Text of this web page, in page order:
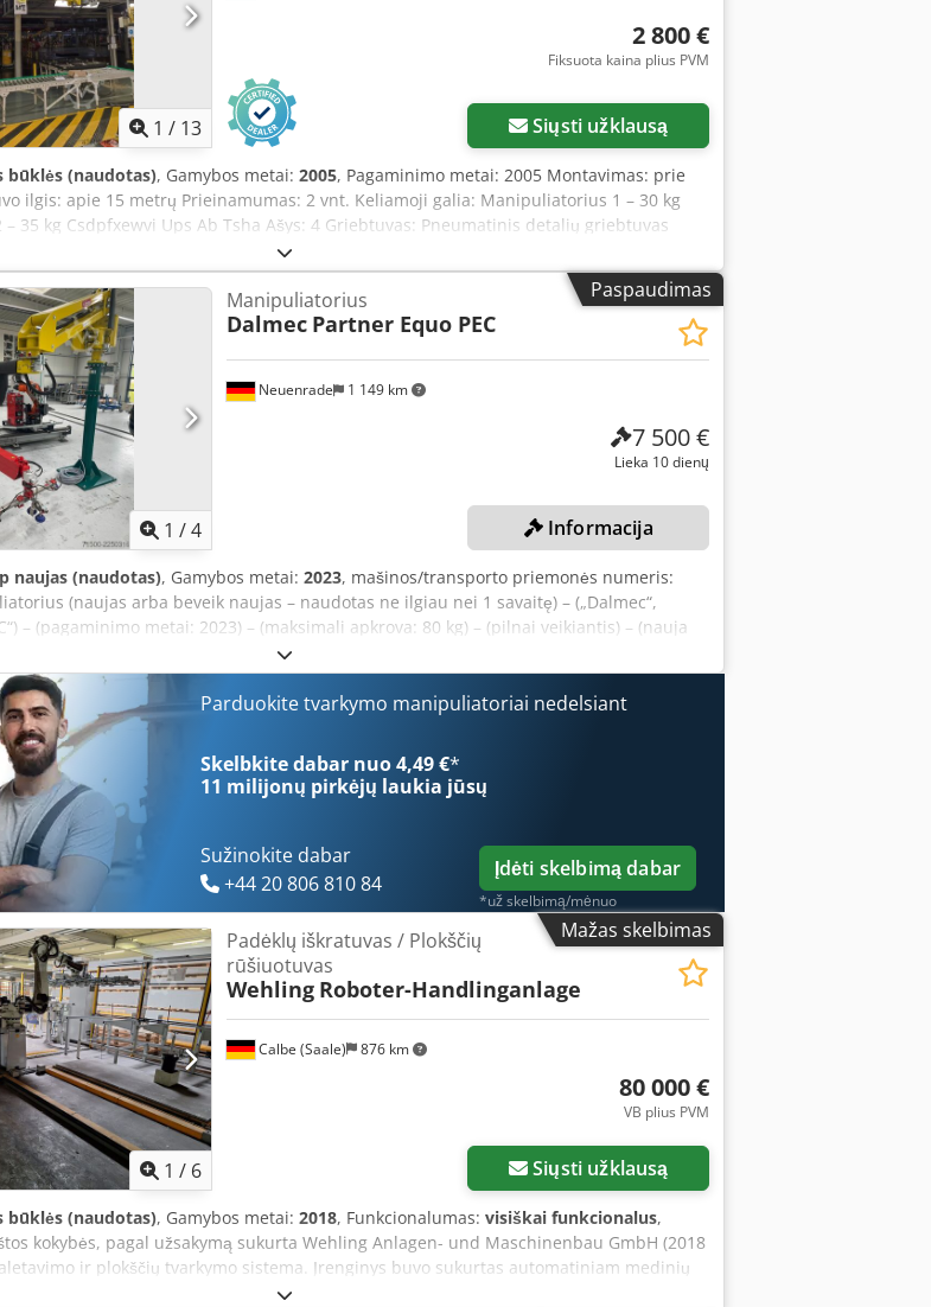
1 / 13
2 800 €
Fiksuota kaina plius PVM
Siųsti užklausą
būklės (naudotas), Gamybos metai: 2005, Pagaminimo metai: 2005 Montavimas: prie
ilgis: apie 15 metrų Prieinamumas: 2 vnt. Keliamoji galia: Manipuliatorius 1 – 30 kg
35 kg Csdpfxewvi Ups Ab Tsha Ašys: 4 Griebtuvas: Pneumatinis detalių griebtuvas
Paspaudimas
1 /4
Neuenrade 1 149 km
Manipuliatorius
Dalmec Partner Equo PEC
7 500 €
Lieka 10 dienų
Informacija
naujas (naudotas), Gamybos metai: 2023, mašinos/transporto priemonės numeris:
(naujas arba beveik naujas – naudotas ne ilgiau nei 1 savaitę) – („Dalmec“,
– (pagaminimo metai: 2023) – (maksimali apkrova: 80 kg) – (pilnai veikiantis) – (nauja
Parduokite tvarkymo manipuliatoriai nedelsiant
Skelbkite dabar nuo 4,49 €*
11 milijonų pirkėjų laukia jūsų
Sužinokite dabar
+44 20 806 810 84
Įdėti skelbimą dabar
*už skelbimą/mėnuo
Mažas skelbimas
1 / 6
Calbe (Saale) 876 km
Padėklų iškratuvas / Plokščių
rūšiuotuvas
Wehling Roboter-Handlinganlage
80 000 €
VB plius PVM
Siųsti užklausą
būklės (naudotas), Gamybos metai: 2018, Funkcionalumas: visiškai funkcionalus,
kokybės, pagal užsakymą sukurta Wehling Anlagen- und Maschinenbau GmbH (2018
ir plokščių tvarkymo sistema. Įrenginys buvo sukurtas automatiniam medinių
formato plokštinių medžiagų apdirbimui, jungiantis dvi darbo funkcijas vienoje